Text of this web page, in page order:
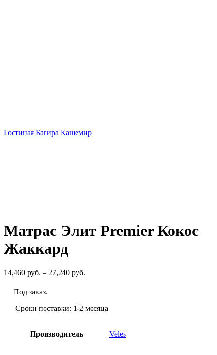
Гостиная Багира Кашемир
Матрас Элит Premier Кокос
Жаккард
14,460 руб. – 27,240 руб.
–
Под заказ.
Сроки поставки: 1-2 месяца
Производитель Veles